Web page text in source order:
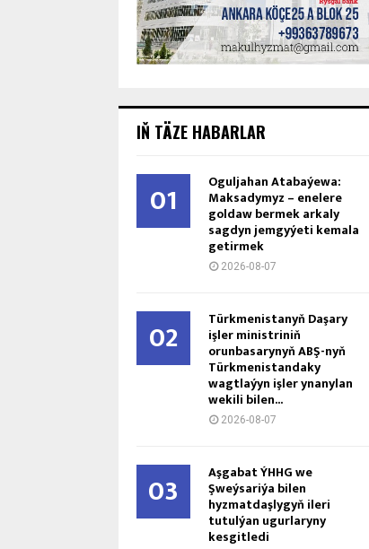
IŇ TÄZE HABARLAR
01 Oguljahan Atabaýewa:
Maksadymyz – enelere
goldaw bermek arkaly
sagdyn jemgyýeti kemala
getirmek
2026-08-07
02 Türkmenistanyň Daşary
işler ministriniň
orunbasarynyň ABŞ-nyň
Türkmenistandaky
wagtlaýyn işler ynanylan
wekili bilen...
2026-08-07
03 Aşgabat ÝHHG we
Şweýsariýa bilen
hyzmatdaşlygyň ileri
tutulýan ugurlaryny
kesgitledi